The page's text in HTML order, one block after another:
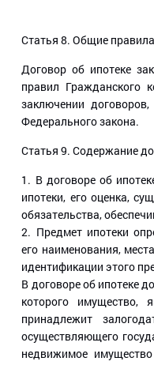
Статья 8. Общие
Договор об ипотеке
правил Гражданского
заключении
Федерального закона.
Статья 9. Содержание
1. В договоре об
ипотеки, его оценка,
обязательства,
2. Предмет ипотеки
его наименования,
идентификации этого
В договоре об ипотеке
которого имущество,
принадлежит
осуществляющего
недвижимое